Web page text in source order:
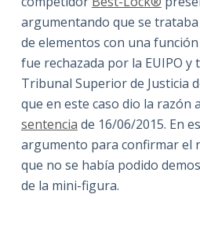
argumentando que se
de elementos con una
fue rechazada por la EUIPO y
Tribunal Superior de Justicia
que en este caso dio la razón
sentencia de 16/06/2015. En
argumento para confirmar el
que no se había podido
de la mini-figura.